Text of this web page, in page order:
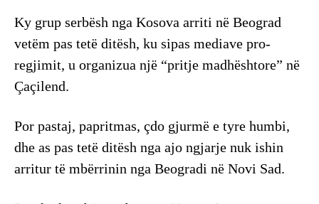
Ky grup serbësh nga Kosova arriti në Beograd
vetëm pas tetë ditësh, ku sipas mediave pro-
regjimit, u organizua një “pritje madhështore” në
Çaçilend.
Por pastaj, papritmas, çdo gjurmë e tyre humbi,
dhe as pas tetë ditësh nga ajo ngjarje nuk ishin
arritur të mbërrinin nga Beogradi në Novi Sad.